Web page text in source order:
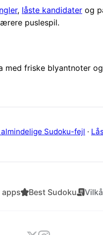
, låste kandidater og
puslespil.
med friske blyantnoter
Sudoku-fejl ·
apps Best Sudoku